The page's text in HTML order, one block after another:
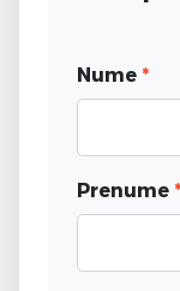
Nume *
Prenume *